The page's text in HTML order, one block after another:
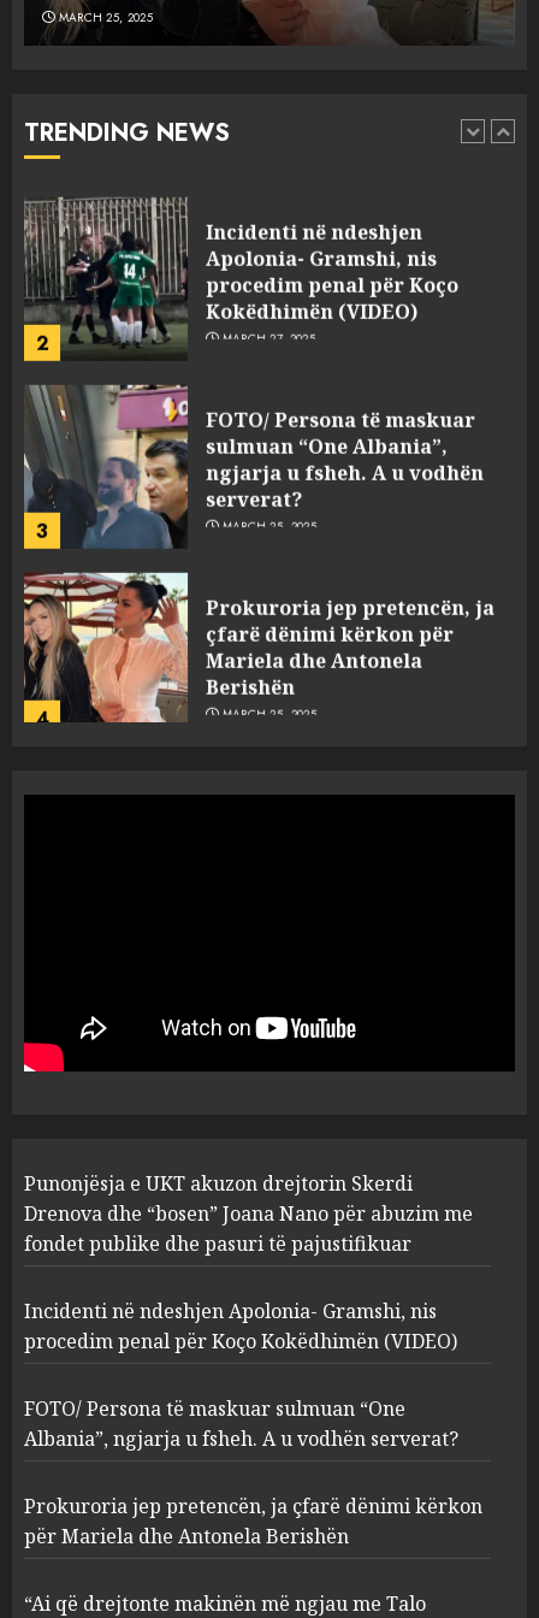
MARCH 25, 2025
TRENDING NEWS
1
Punonjësja e UKT akuzon
pasuri të pajustifikuar
2
Incidenti në ndeshjen
Apolonia- Gramshi, nis
procedim penal për Koço
Kokëdhimën (VIDEO)
MARCH 27, 2025
3
FOTO/ Persona të maskuar
sulmuan “One Albania”,
ngjarja u fsheh. A u vodhën
serverat?
MARCH 25, 2025
4
Prokuroria jep pretencën, ja
çfarë dënimi kërkon për
Mariela dhe Antonela
Berishën
MARCH 25, 2025
1
“bosen” Joana Nano për
abuzim me fondet publike dhe
pasuri të pajustifikuar
2
Apolonia- Gramshi, nis
procedim penal për Koço
Kokëdhimën (VIDEO)
MARCH 27, 2025
3
FOTO/ Persona të maskuar
sulmuan “One Albania”,
ngjarja u fsheh. A u vodhën
serverat?
MARCH 25, 2025
Prokuroria jep pretencën, ja
çfarë dënimi kërkon për
Berishën
Punonjësja e UKT akuzon drejtorin Skerdi
Drenova dhe “bosen” Joana Nano për abuzim me
fondet publike dhe pasuri të pajustifikuar
Incidenti në ndeshjen Apolonia- Gramshi, nis
procedim penal për Koço Kokëdhimën (VIDEO)
FOTO/ Persona të maskuar sulmuan “One
Albania”, ngjarja u fsheh. A u vodhën serverat?
Prokuroria jep pretencën, ja çfarë dënimi kërkon
për Mariela dhe Antonela Berishën
“Ai që drejtonte makinën më ngjau me Talo